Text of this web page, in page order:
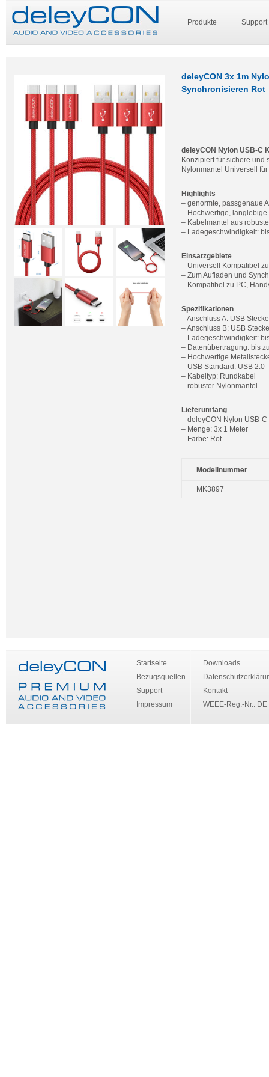
Produkte Support
deleyCON 3x 1m
Synchronisieren Rot
deleyCON Nylon USB-C
Konzipiert für sichere
Nylonmantel Universell
Highlights
– genormte, passgenaue
– Hochwertige, langlebige
– Kabelmantel aus
– Ladegeschwindigkeit:
Einsatzgebiete
– Universell Kompatibel
– Zum Aufladen und
– Kompatibel zu PC,
Spezifikationen
– Anschluss A: USB
– Anschluss B: USB
– Ladegeschwindigkeit:
– Datenübertragung: bis
– Hochwertige
– USB Standard: USB 2.0
– Kabeltyp: Rundkabel
– robuster Nylonmantel
Lieferumfang
– deleyCON Nylon USB-C
– Menge: 3x 1 Meter
– Farbe: Rot
Modellnummer
MK3897
Startseite
Bezugsquellen
Support
Impressum
Downloads
Kontakt
WEEE-Reg.-Nr.: